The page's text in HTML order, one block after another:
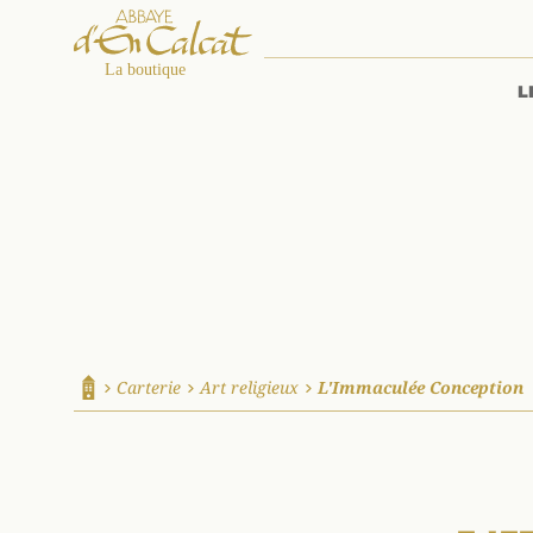
Accueil
Carterie Art religieux L'Immaculée Conception